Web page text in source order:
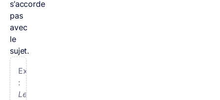
s’accorde
pas
avec
le
sujet.
Exemple
:
Le